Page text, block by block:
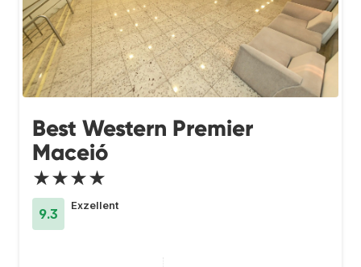
Best Western Premier
Maceió
★★★★
9.3
Exzellent